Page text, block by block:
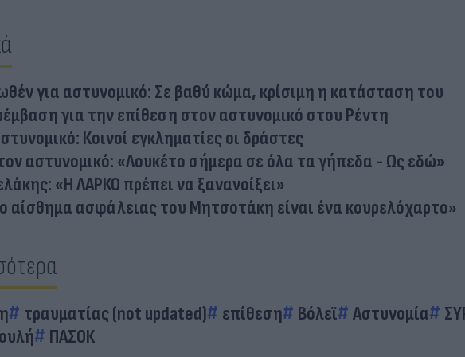
για αστυνομικό: Σε βαθύ κώμα, κρίσιμη η κατάσταση του
για την επίθεση στον αστυνομικό στου Ρέντη
Κοινοί εγκληματίες οι δράστες
αστυνομικό: «Λουκέτο σήμερα σε όλα τα γήπεδα - Ως εδώ»
«Η ΛΑΡΚΟ πρέπει να ξανανοίξει»
αίσθημα ασφάλειας του Μητσοτάκη είναι ένα κουρελόχαρτο»
τραυματίας (not updated) επίθεση Βόλεϊ Αστυνομία
ΠΑΣΟΚ